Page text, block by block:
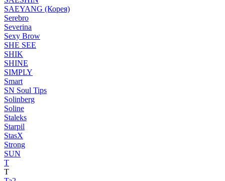
SAEYANG (Корея)
Serebro
Severina
Sexy Brow
SHE SEE
SHIK
SHINE
SIMPLY
Smart
SN Soul Tips
Solinberg
Soline
Staleks
Starpil
StasX
Strong
SUN
T
T